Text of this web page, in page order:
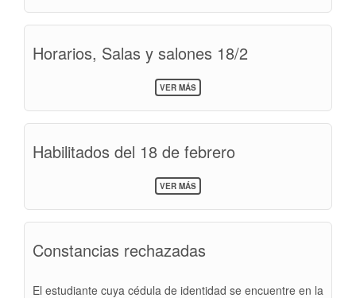
ESTADÍAS
DE
(ACTUALIZADO)
Horarios, Salas y salones 18/2
VER MÁSSOBRE
HORARIOS,
18/2
Habilitados del 18 de febrero
VER MÁSSOBRE
HABILITADOS
Constancias rechazadas
El estudiante cuya cédula de identidad se encuentre en la